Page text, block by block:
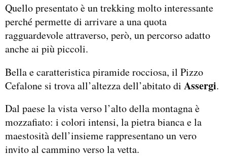
Quello presentato è un trekking molto interessante
perché permette di arrivare a una quota
ragguardevole attraverso, però, un percorso adatto
anche ai più piccoli.
Bella e caratteristica piramide rocciosa, il Pizzo
Cefalone si trova all’altezza dell’abitato di Assergi.
Dal paese la vista verso l’alto della montagna è
mozzafiato: i colori intensi, la pietra bianca e la
maestosità dell’insieme rappresentano un vero
invito al cammino verso la vetta.